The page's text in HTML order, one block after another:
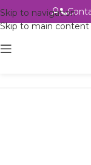
Skip to navigation
Skip to main content